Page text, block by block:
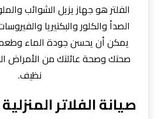
الفلتر هو جهاز يزيل الشوائب
الصدأ والكلور والبكتيريا
يمكن أن يحسن جودة الماء
صحتك وصحة عائلتك من الأمراض
نظيف.
صيانة الفلاتر